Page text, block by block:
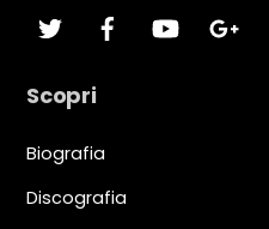
Twitter FacebookYouTube
Scopri
Biografia
Discografia